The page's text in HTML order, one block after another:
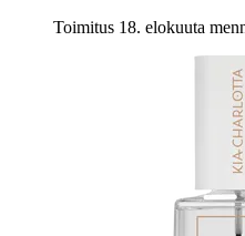
Toimitus 18. elokuuta